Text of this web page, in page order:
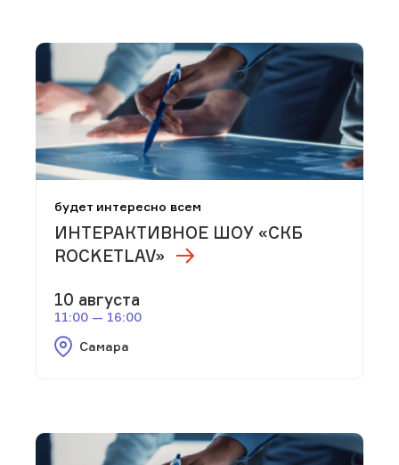
будет интересно всем
ИНТЕРАКТИВНОЕ ШОУ «СКБ
ROCKETLAV»
10 августа
11:00 — 16:00
Самара